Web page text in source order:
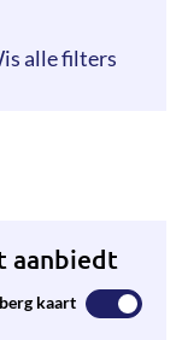
aanbiedt
kaart